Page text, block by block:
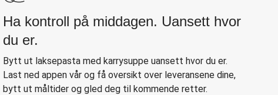
Ha kontroll på middagen. Uansett hvor
du er.
Bytt ut laksepasta med karrysuppe uansett hvor du er.
Last ned appen vår og få oversikt over leveransene dine,
bytt ut måltider og gled deg til kommende retter.